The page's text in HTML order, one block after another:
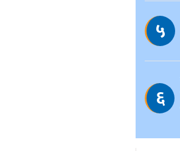
५
६